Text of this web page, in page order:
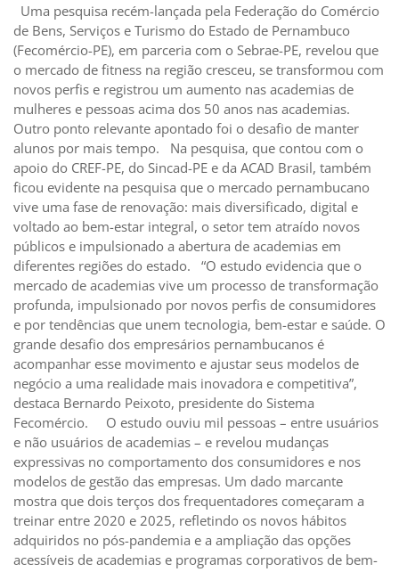
Uma pesquisa recém-lançada pela Federação do Comércio
de Bens, Serviços e Turismo do Estado de Pernambuco
(Fecomércio-PE), em parceria com o Sebrae-PE, revelou que
o mercado de fitness na região cresceu, se transformou com
novos perfis e registrou um aumento nas academias de
mulheres e pessoas acima dos 50 anos nas academias.
Outro ponto relevante apontado foi o desafio de manter
alunos por mais tempo. Na pesquisa, que contou com o
apoio do CREF-PE, do Sincad-PE e da ACAD Brasil, também
ficou evidente na pesquisa que o mercado pernambucano
vive uma fase de renovação: mais diversificado, digital e
voltado ao bem-estar integral, o setor tem atraído novos
públicos e impulsionado a abertura de academias em
diferentes regiões do estado. “O estudo evidencia que o
mercado de academias vive um processo de transformação
profunda, impulsionado por novos perfis de consumidores
e por tendências que unem tecnologia, bem-estar e saúde. O
grande desafio dos empresários pernambucanos é
acompanhar esse movimento e ajustar seus modelos de
negócio a uma realidade mais inovadora e competitiva”,
destaca Bernardo Peixoto, presidente do Sistema
Fecomércio. O estudo ouviu mil pessoas – entre usuários
e não usuários de academias – e revelou mudanças
expressivas no comportamento dos consumidores e nos
modelos de gestão das empresas. Um dado marcante
mostra que dois terços dos frequentadores começaram a
treinar entre 2020 e 2025, refletindo os novos hábitos
adquiridos no pós-pandemia e a ampliação das opções
acessíveis de academias e programas corporativos de bem-